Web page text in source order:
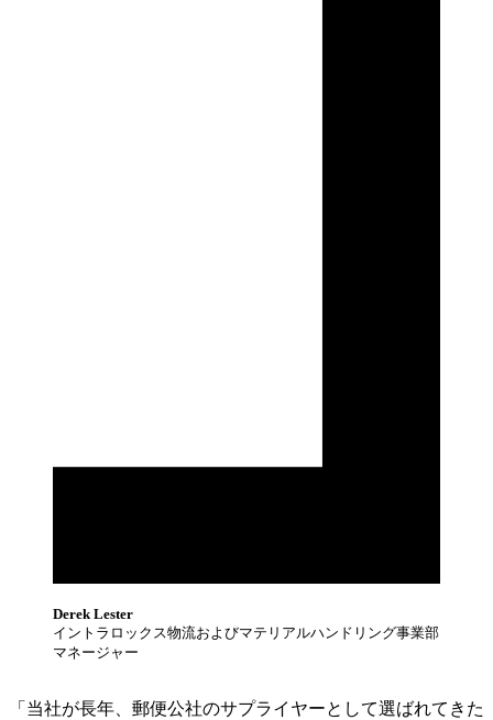
Derek Lester
イントラロックス物流およびマテリアルハンドリング事業部
マネージャー
「当社が長年、郵便公社のサプライヤーとして選ばれてきた